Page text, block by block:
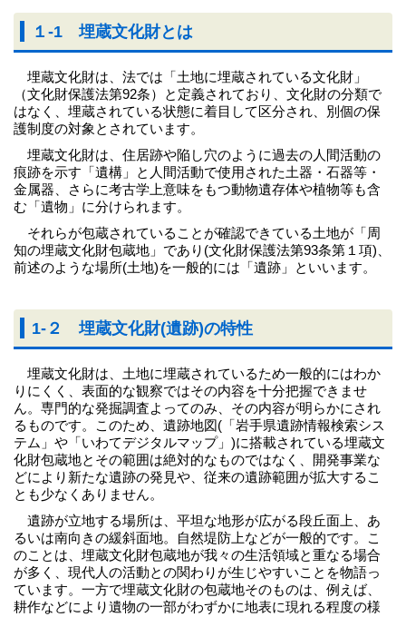
１-1 埋蔵文化財とは
埋蔵文化財は、法では「土地に埋蔵されている文化財」
（文化財保護法第92条）と定義されており、文化財の分類で
はなく、埋蔵されている状態に着目して区分され、別個の保
護制度の対象とされています。
埋蔵文化財は、住居跡や陥し穴のように過去の人間活動の
痕跡を示す「遺構」と人間活動で使用された土器・石器等・
金属器、さらに考古学上意味をもつ動物遺存体や植物等も含
む「遺物」に分けられます。
それらが包蔵されていることが確認できている土地が「周
知の埋蔵文化財包蔵地」であり(文化財保護法第93条第１項)、
前述のような場所(土地)を一般的には「遺跡」といいます。
1-２ 埋蔵文化財(遺跡)の特性
埋蔵文化財は、土地に埋蔵されているため一般的にはわか
りにくく、表面的な観察ではその内容を十分把握できませ
ん。専門的な発掘調査よってのみ、その内容が明らかにされ
るものです。このため、遺跡地図(「岩手県遺跡情報検索シス
テム」や「いわてデジタルマップ」)に搭載されている埋蔵文
化財包蔵地とその範囲は絶対的なものではなく、開発事業な
どにより新たな遺跡の発見や、従来の遺跡範囲が拡大するこ
とも少なくありません。
遺跡が立地する場所は、平坦な地形が広がる段丘面上、あ
るいは南向きの緩斜面地。自然堤防上などが一般的です。こ
のことは、埋蔵文化財包蔵地が我々の生活領域と重なる場合
が多く、現代人の活動との関わりが生じやすいことを物語っ
ています。一方で埋蔵文化財の包蔵地そのものは、例えば、
耕作などにより遺物の一部がわずかに地表に現れる程度の様